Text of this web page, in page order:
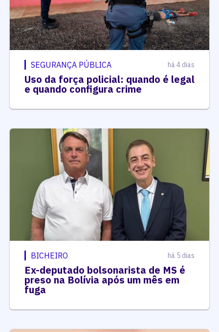
SEGURANÇA PÚBLICA há 4 dias
Uso da força policial: quando é legal
e quando configura crime
BICHEIRO há 5 dias
Ex-deputado bolsonarista de MS é
preso na Bolívia após um mês em
fuga